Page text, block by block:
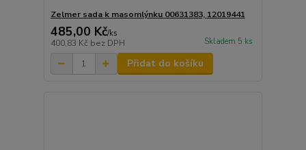
Zelmer sada k masomlýnku 00631383, 12019441
485,00 Kč/ks
400,83 Kč bez DPH Skladem 5 ks
Přidat do košíku